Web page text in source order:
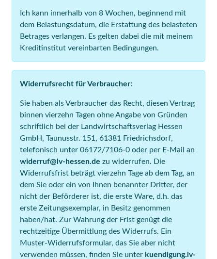
Ich kann innerhalb von 8 Wochen, beginnend mit
dem Belastungsdatum, die Erstattung des belasteten
Betrages verlangen. Es gelten dabei die mit meinem
Kreditinstitut vereinbarten Bedingungen.
Widerrufsrecht für Verbraucher:
Sie haben als Verbraucher das Recht, diesen Vertrag
binnen vierzehn Tagen ohne Angabe von Gründen
schriftlich bei der Landwirtschaftsverlag Hessen
GmbH, Taunusstr. 151, 61381 Friedrichsdorf,
telefonisch unter 06172/7106-0 oder per E-Mail an
widerruf@lv-hessen.de zu widerrufen. Die
Widerrufsfrist beträgt vierzehn Tage ab dem Tag, an
dem Sie oder ein von Ihnen benannter Dritter, der
nicht der Beförderer ist, die erste Ware, d.h. das
erste Zeitungsexemplar, in Besitz genommen
haben/hat. Zur Wahrung der Frist genügt die
rechtzeitige Übermittlung des Widerrufs. Ein
Muster-Widerrufsformular, das Sie aber nicht
verwenden müssen, finden Sie unter kuendigung.lv-